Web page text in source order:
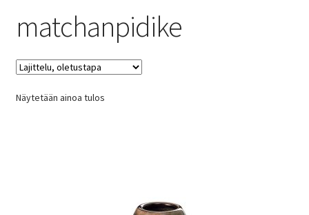
Kassa
Kauppa
Oma tili
matchanpidike
Näytetään ainoa tulos